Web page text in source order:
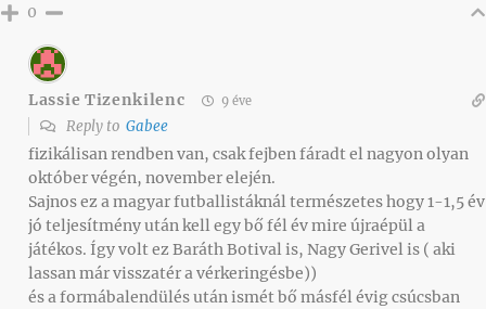
0
Lassie Tizenkilenc 9 éve
Reply to Gabee
fizikálisan rendben van, csak fejben fáradt el nagyon olyan
október végén, november elején.
Sajnos ez a magyar futballistáknál természetes hogy 1-1,5 év
jó teljesítmény után kell egy bő fél év mire újraépül a
játékos. Így volt ez Baráth Botival is, Nagy Gerivel is ( aki
lassan már visszatér a vérkeringésbe))
és a formábalendülés után ismét bő másfél évig csúcsban